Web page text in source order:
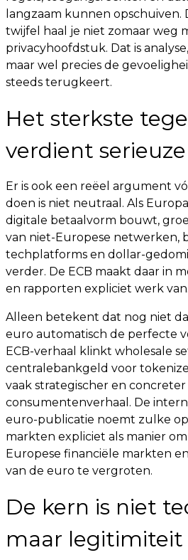
langzaam kunnen opschuiven.
twijfel haal je niet zomaar weg
privacyhoofdstuk. Dat is
maar wel precies de
steeds terugkeert.
Het sterkste
verdient
Er is ook een reëel argument
doen is niet neutraal. Als
digitale betaalvorm bouwt,
van niet-Europese netwerken,
techplatforms en dollar-
verder. De ECB maakt daar in
en rapporten expliciet werk van.
Alleen betekent dat nog niet
euro automatisch de perfecte
ECB-verhaal klinkt wholesale
centralebankgeld voor
vaak strategischer en
consumentenverhaal. De
euro-publicatie noemt zulke
markten expliciet als manier
Europese financiële markten
van de euro te vergroten.
De kern is niet
maar legitimiteit